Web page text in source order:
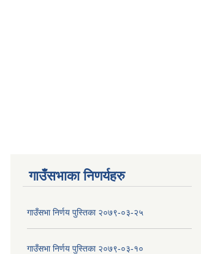
गाउँसभाका निणर्यहरु
गाउँसभा निर्णय पुस्तिका २०७९-०३-२५
गाउँसभा निर्णय पुस्तिका २०७९-०३-१०